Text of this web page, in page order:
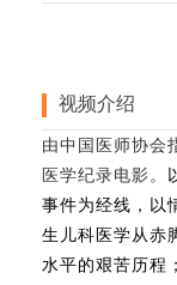
视频介绍
由中国医师协会
医学纪录电影。
事件为经线，以
生儿科医学从赤
水平的艰苦历程